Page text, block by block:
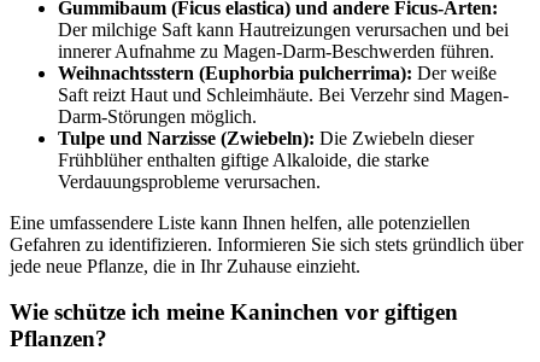
Gummibaum (Ficus elastica) und andere Ficus-Arten:
Der milchige Saft kann Hautreizungen verursachen und bei
innerer Aufnahme zu Magen-Darm-Beschwerden führen.
Weihnachtsstern (Euphorbia pulcherrima): Der weiße
Saft reizt Haut und Schleimhäute. Bei Verzehr sind Magen-
Darm-Störungen möglich.
Tulpe und Narzisse (Zwiebeln): Die Zwiebeln dieser
Frühblüher enthalten giftige Alkaloide, die starke
Verdauungsprobleme verursachen.
Eine umfassendere Liste kann Ihnen helfen, alle potenziellen
Gefahren zu identifizieren. Informieren Sie sich stets gründlich über
jede neue Pflanze, die in Ihr Zuhause einzieht.
Wie schütze ich meine Kaninchen vor giftigen
Pflanzen?